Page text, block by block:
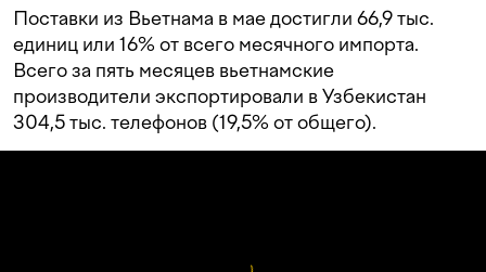
Поставки из Вьетнама в мае достигли 66,9 тыс.
единиц или 16% от всего месячного импорта.
Всего за пять месяцев вьетнамские
производители экспортировали в Узбекистан
304,5 тыс. телефонов (19,5% от общего).